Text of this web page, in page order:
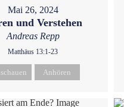
Mai 26, 2024
und Verstehen
Andreas Repp
Matthäus 13:1-23
Anhören